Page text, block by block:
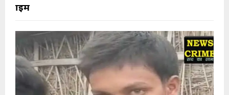
क्राइम